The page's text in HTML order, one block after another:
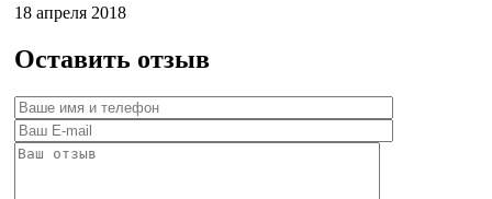
18 апреля 2018
Оставить отзыв